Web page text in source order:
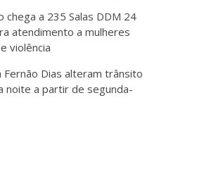
chega a 235 Salas DDM 24
atendimento a mulheres
violência
Fernão Dias alteram trânsito
noite a partir de segunda-